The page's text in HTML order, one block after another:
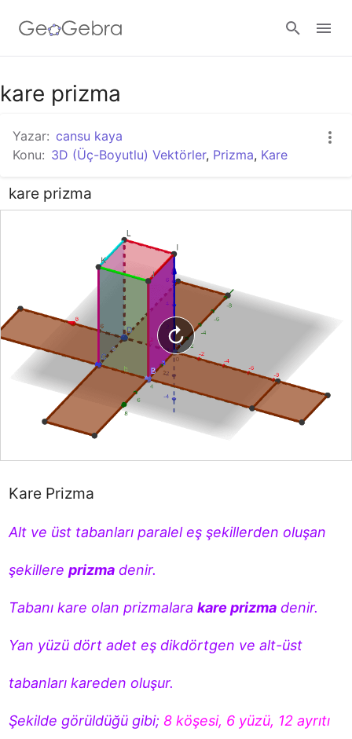
Google Classroom
GeoGebra Ders
kare prizma
Yazar: cansu kaya
Konu: 3D (Üç-Boyutlu) Vektörler, Prizma, Kare
kare prizma
Kare Prizma
Alt ve üst tabanları paralel eş şekillerden oluşan
şekillere prizma denir.
Tabanı kare olan prizmalara kare prizma denir.
Yan yüzü dört adet eş dikdörtgen ve alt-üst
tabanları kareden oluşur.
Şekilde görüldüğü gibi; 8 köşesi, 6 yüzü, 12 ayrıtı